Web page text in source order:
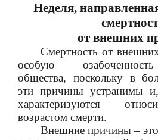
Неделя,
от внешних
Смертность от
особую
общества, поскольку в
эти причины устранимы
характеризуются
возрастом смерти.
Внешние причины –